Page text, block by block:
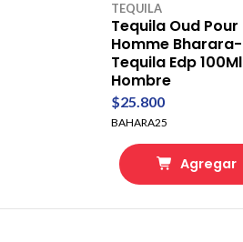
TEQUILA
Tequila Oud Pour
Homme Bharara-
Tequila Edp 100Ml
Hombre
$25.800
BAHARA25
Agregar